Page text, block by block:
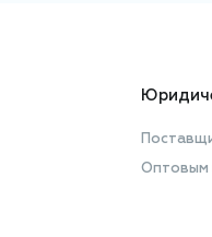
Оптовым